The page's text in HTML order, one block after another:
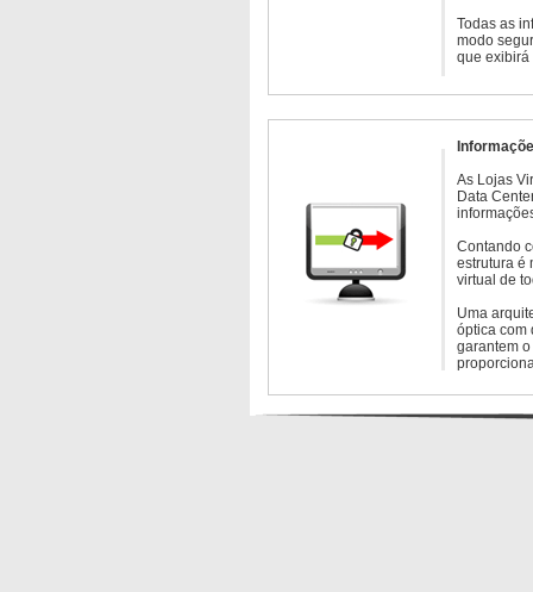
Todas as
modo
que exibirá
As Lojas
Data
Contando
estrutura é
virtual de
Uma
óptica com
garantem